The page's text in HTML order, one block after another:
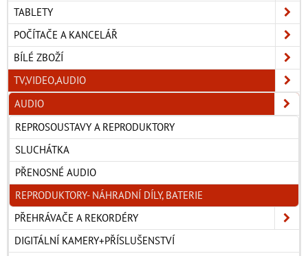
TABLETY
POČÍTAČE A KANCELÁŘ
BÍLÉ ZBOŽÍ
TV,VIDEO,AUDIO
AUDIO
REPROSOUSTAVY A REPRODUKTORY
SLUCHÁTKA
PŘENOSNÉ AUDIO
REPRODUKTORY- NÁHRADNÍ DÍLY, BATERIE
PŘEHRÁVAČE A REKORDÉRY
DIGITÁLNÍ KAMERY+PŘÍSLUŠENSTVÍ